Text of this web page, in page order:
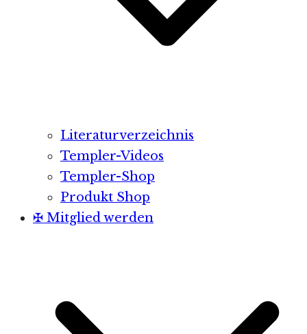
Literaturverzeichnis
Templer-Videos
Templer-Shop
Produkt Shop
✠ Mitglied werden